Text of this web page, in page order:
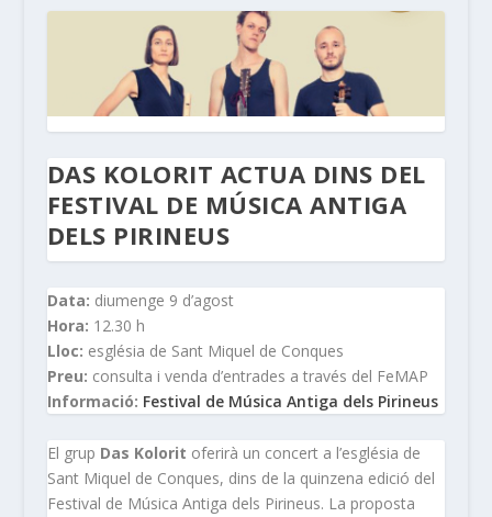
DAS KOLORIT ACTUA DINS DEL
FESTIVAL DE MÚSICA ANTIGA
DELS PIRINEUS
Data: diumenge 9 d’agost
Hora: 12.30 h
Lloc: església de Sant Miquel de Conques
Preu: consulta i venda d’entrades a través del FeMAP
Informació: Festival de Música Antiga dels Pirineus
El grup Das Kolorit oferirà un concert a l’església de
Sant Miquel de Conques, dins de la quinzena edició del
Festival de Música Antiga dels Pirineus. La proposta